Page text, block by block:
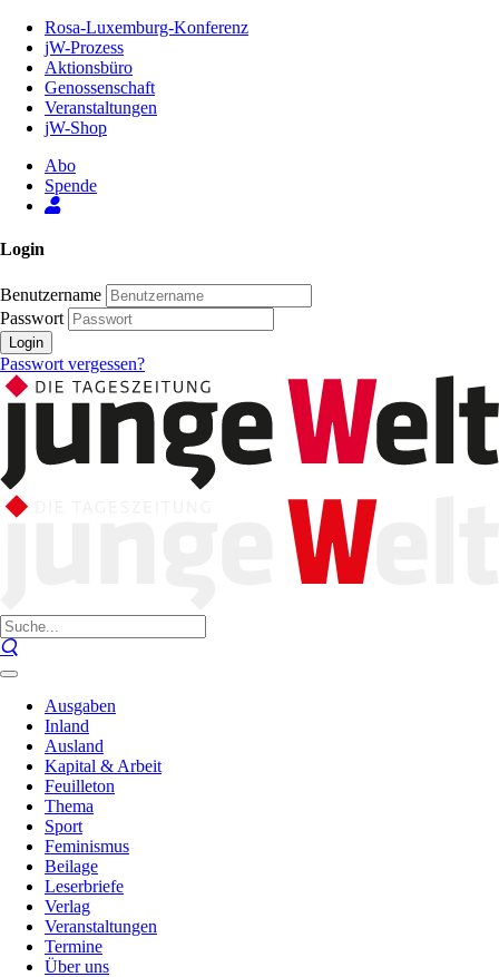
Inhalt
Seite
Rosa-Luxemburg-Konferenz
jW-Prozess
Aktionsbüro
Genossenschaft
Veranstaltungen
jW-Shop
Abo
Spende
Login
Benutzername
Passwort
Login
Passwort vergessen?
Ausgaben
Inland
Ausland
Kapital & Arbeit
Feuilleton
Thema
Sport
Feminismus
Beilage
Leserbriefe
Verlag
Veranstaltungen
Termine
Über uns